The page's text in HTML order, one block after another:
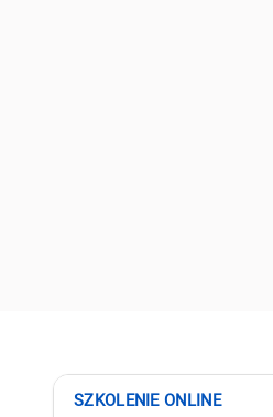
SZKOLENIE ONLINE